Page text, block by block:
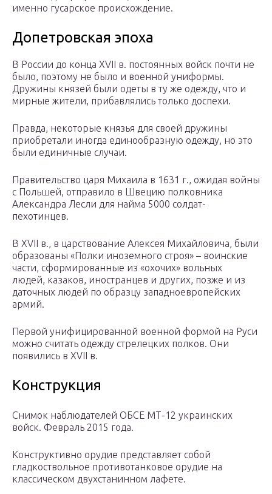
именно гусарское происхождение.
Допетровская эпоха
В России до конца XVII в. постоянных войск почти не
было, поэтому не было и военной униформы.
Дружины князей были одеты в ту же одежду, что и
мирные жители, прибавлялись только доспехи.
Правда, некоторые князья для своей дружины
приобретали иногда единообразную одежду, но это
были единичные случаи.
Правительство царя Михаила в 1631 г., ожидая войны
с Польшей, отправило в Швецию полковника
Александра Лесли для найма 5000 солдат-
пехотинцев.
В XVII в., в царствование Алексея Михайловича, были
образованы «Полки иноземного строя» – воинские
части, сформированные из «охочих» вольных
людей, казаков, иностранцев и других, позже и из
даточных людей по образцу западноевропейских
армий.
Первой унифицированной военной формой на Руси
можно считать одежду стрелецких полков. Они
появились в XVII в.
Конструкция
Снимок наблюдателей ОБСЕ МТ-12 украинских
войск. Февраль 2015 года.
Конструктивно орудие представляет собой
гладкоствольное противотанковое орудие на
классическом двухстанинном лафете.